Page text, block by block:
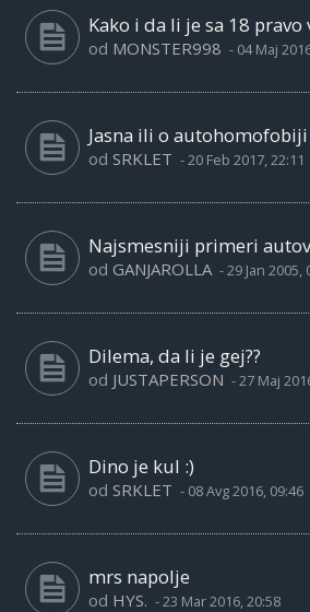
Kako i da li je sa 18 pravo
od MONSTER998 - 04 Maj
Jasna ili o autohomofobiji
od SRKLET -20 Feb 2017, 22:11
Najsmesniji primeri
od GANJAROLLA -29 Jan 2005,
Dilema, da li je gej??
od JUSTAPERSON -27 Maj
Dino je kul :)
od SRKLET - 08 Avg 2016, 09:46
mrs napolje
od HYS. -23 Mar 2016, 20:58